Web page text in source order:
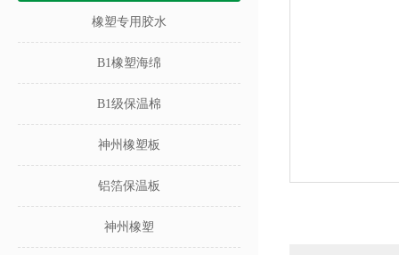
橡塑专用胶水
B1橡塑海绵
B1级保温棉
神州橡塑板
铝箔保温板
神州橡塑